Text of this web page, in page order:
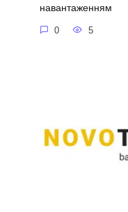
навантаженням
0 5